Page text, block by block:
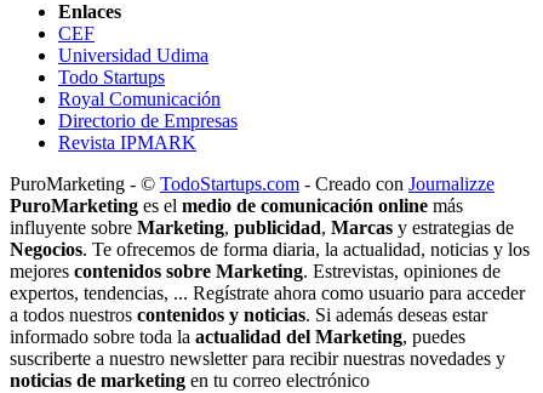
Enlaces
CEF
Universidad Udima
Todo Startups
Royal Comunicación
Directorio de Empresas
Revista IPMARK
PuroMarketing - © TodoStartups.com - Creado con Journalizze
PuroMarketing es el medio de comunicación online más
influyente sobre Marketing, publicidad, Marcas y estrategias de
Negocios. Te ofrecemos de forma diaria, la actualidad, noticias y los
mejores contenidos sobre Marketing. Estrevistas, opiniones de
expertos, tendencias, ... Regístrate ahora como usuario para acceder
a todos nuestros contenidos y noticias. Si además deseas estar
informado sobre toda la actualidad del Marketing, puedes
suscriberte a nuestro newsletter para recibir nuestras novedades y
noticias de marketing en tu correo electrónico